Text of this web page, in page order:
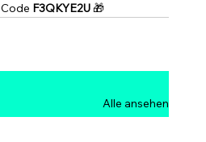
F3QKYE2U 🎁
Alle ansehen